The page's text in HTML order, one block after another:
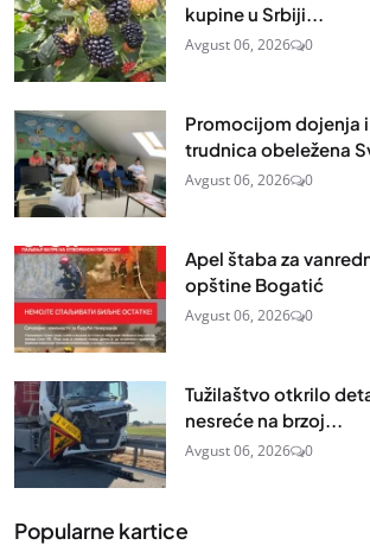
kupine u Srbiji...
Avgust 06, 2026 0
Promocijom dojenja
trudnica obeležena
Avgust 06, 2026 0
Apel štaba za
opštine Bogatić
Avgust 06, 2026 0
Tužilaštvo otkrilo
nesreće na brzoj...
Avgust 06, 2026 0
Popularne kartice